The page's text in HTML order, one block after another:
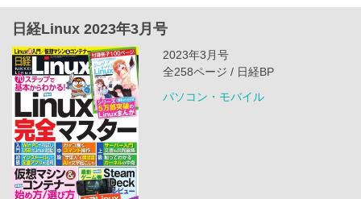
日経Linux 2023年3月号
2023年3月号
全258ページ / 日経BP
パソコン・モバイル